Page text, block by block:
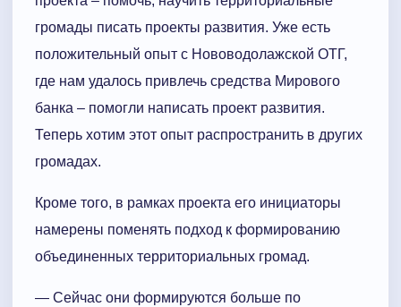
громады писать проекты развития. Уже есть
положительный опыт с Нововодолажской ОТГ,
где нам удалось привлечь средства Мирового
банка – помогли написать проект развития.
Теперь хотим этот опыт распространить в других
громадах.
Кроме того, в рамках проекта его инициаторы
намерены поменять подход к формированию
объединенных территориальных громад.
— Сейчас они формируются больше по